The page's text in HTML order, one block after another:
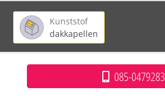
Kunststof
dakkapellen
085-0479283